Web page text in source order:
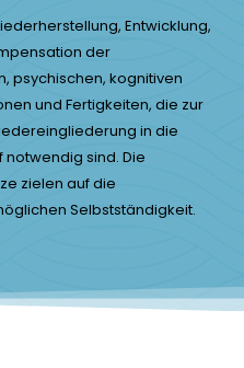
Entwicklung,
der
psychischen, kognitiven
und Fertigkeiten, die zur
in die
notwendig sind. Die
zielen auf die
Selbstständigkeit.